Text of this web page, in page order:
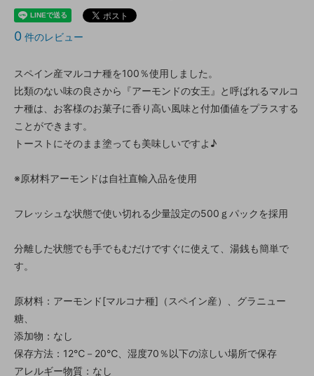
0 件のレビュー
スペイン産マルコナ種を100％使用しました。
比類のない味の良さから『アーモンドの女王』と呼ばれるマルコ
ナ種は、お客様のお菓子に香り高い風味と付加価値をプラスする
ことができます。
トーストにそのまま塗っても美味しいですよ♪
※原材料アーモンドは自社直輸入品を使用
フレッシュな状態で使い切れる少量設定の500ｇパックを採用
分離した状態でも手でもむだけですぐに使えて、湯銭も簡単で
す。
原材料：アーモンド[マルコナ種]（スペイン産）、グラニュー
糖、
添加物：なし
保存方法：12℃－20℃、湿度70％以下の涼しい場所で保存
アレルギー物質：なし